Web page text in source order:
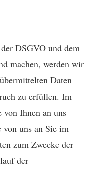
DSGVO und dem
machen, werden wir
Daten
zu erfüllen. Im
Ihnen an uns
uns an Sie im
zum Zwecke der
der